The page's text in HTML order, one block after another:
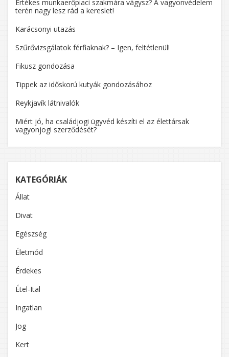
Értékes munkaerőpiaci szakmára vágysz? A vagyonvédelem
terén nagy lesz rád a kereslet!
Karácsonyi utazás
Szűrővizsgálatok férfiaknak? – Igen, feltétlenül!
Fikusz gondozása
Tippek az időskorú kutyák gondozásához
Reykjavík látnivalók
Miért jó, ha családjogi ügyvéd készíti el az élettársak
vagyonjogi szerződését?
KATEGÓRIÁK
Állat
Divat
Egészség
Életmód
Érdekes
Étel-Ital
Ingatlan
Jog
Kert